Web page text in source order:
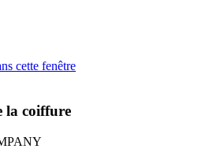
cette fenêtre
la coiffure